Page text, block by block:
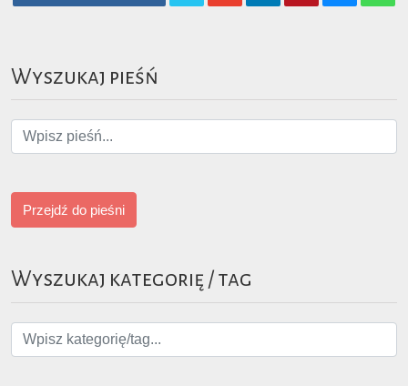
Wyszukaj pieśń
Przejdź do pieśni
Wyszukaj kategorię / tag